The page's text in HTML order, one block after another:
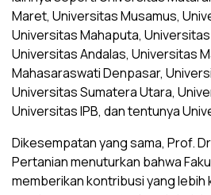
Maret, Universitas Musamus,
Universitas Mahaputa, Universitas
Universitas Andalas, Universitas
Mahasaraswati Denpasar,
Universitas Sumatera Utara,
Universitas IPB, dan tentunya
Dikesempatan yang sama, Prof.
Pertanian menuturkan bahwa
memberikan kontribusi yang lebih